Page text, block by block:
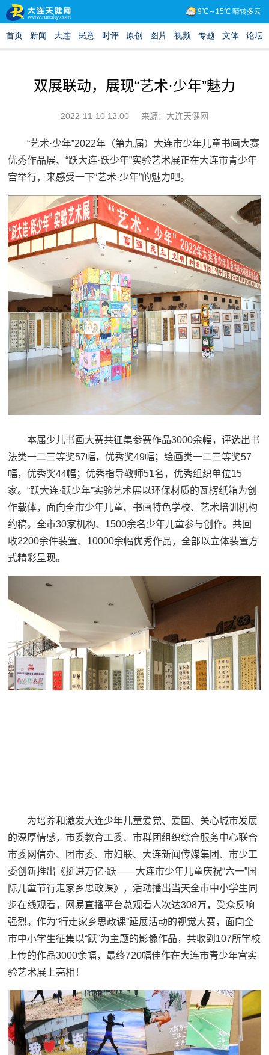
双展联动，展现“艺术·少年”魅力
2022-11-10 12:00 来源：大连天健网
“艺术·少年”2022年（第九届）大连市少年儿童书画大赛
优秀作品展、“跃大连·跃少年”实验艺术展正在大连市青少年
宫举行，来感受一下“艺术·少年”的魅力吧。
本届少儿书画大赛共征集参赛作品3000余幅，评选出书
法类一二三等奖57幅，优秀奖49幅；绘画类一二三等奖57
幅，优秀奖44幅；优秀指导教师51名，优秀组织单位15
家。“跃大连·跃少年”实验艺术展以环保材质的瓦楞纸箱为创
作载体，面向全市少年儿童、书画特色学校、艺术培训机构
约稿。全市30家机构、1500余名少年儿童参与创作。共回
收2200余件装置、10000余幅优秀作品，全部以立体装置方
式精彩呈现。
为培养和激发大连少年儿童爱党、爱国、关心城市发展
的深厚情感，市委教育工委、市群团组织综合服务中心联合
市委网信办、团市委、市妇联、大连新闻传媒集团、市少工
委创新推出《挺进万亿·跃——大连市少年儿童庆祝“六一”国
际儿童节行走家乡思政课》，活动播出当天全市中小学生同
步在线观看，网易直播平台总观看人次达308万，受众反响
强烈。作为“行走家乡思政课”延展活动的视觉大赛，面向全
市中小学生征集以“跃”为主题的影像作品，共收到107所学校
上传的作品3000余幅，最终720幅佳作在大连市青少年宫实
验艺术展上亮相！